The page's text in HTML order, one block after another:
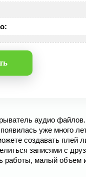
аудио
уже много
создавать плей
записями с
работы, малый объем